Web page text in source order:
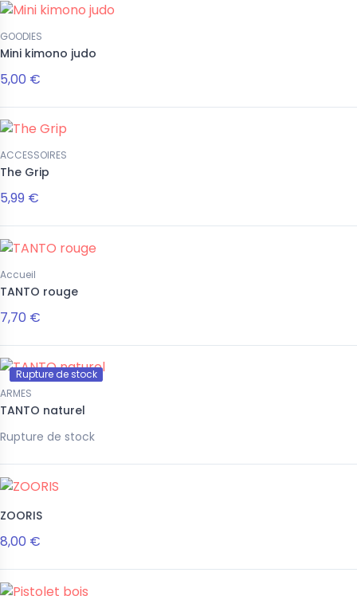
GOODIES
Mini kimono judo
5,00 €
ACCESSOIRES
The Grip
5,99 €
Accueil
TANTO rouge
7,70 €
Rupture de stock
ARMES
TANTO naturel
Rupture de stock
ZOORIS
8,00 €